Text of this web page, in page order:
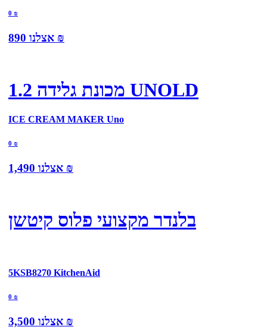
0 ₪
אצלנו 890 ₪
מכונת גלידה 1.2 UNOLD
ICE CREAM MAKER Uno
0 ₪
אצלנו 1,490 ₪
בלנדר מקצועי פלוס קיטשן
5KSB8270 KitchenAid
0 ₪
אצלנו 3,500 ₪